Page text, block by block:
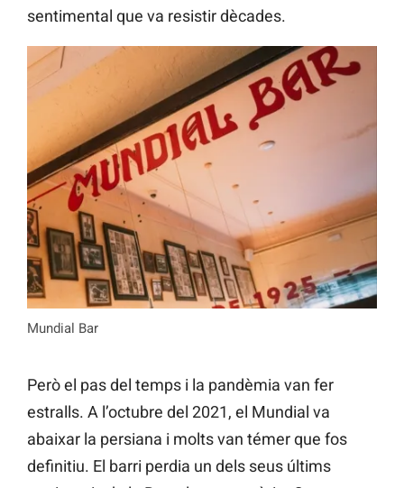
sentimental que va resistir dècades.
Mundial Bar
Però el pas del temps i la pandèmia van fer
estralls. A l’octubre del 2021, el Mundial va
abaixar la persiana i molts van témer que fos
definitiu. El barri perdia un dels seus últims